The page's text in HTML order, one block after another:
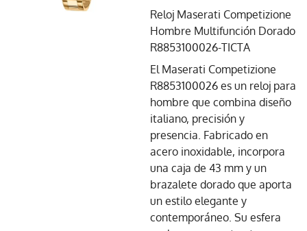
Reloj Maserati Competizione
Hombre Multifunción Dorado
R8853100026-TICTA
El Maserati Competizione
R8853100026 es un reloj para
hombre que combina diseño
italiano, precisión y
presencia. Fabricado en
acero inoxidable, incorpora
una caja de 43 mm y un
brazalete dorado que aporta
un estilo elegante y
contemporáneo. Su esfera